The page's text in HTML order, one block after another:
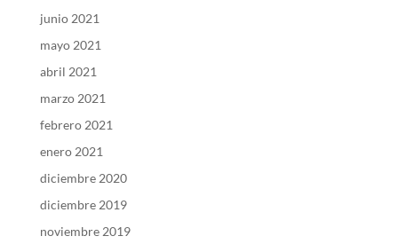
junio 2021
mayo 2021
abril 2021
marzo 2021
febrero 2021
enero 2021
diciembre 2020
diciembre 2019
noviembre 2019